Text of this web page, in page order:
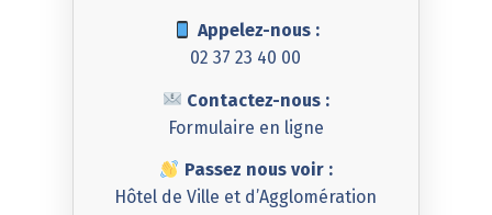
Appelez-nous :
02 37 23 40 00
Contactez-nous :
Formulaire en ligne
Passez nous voir :
Hôtel de Ville et d’Agglomération